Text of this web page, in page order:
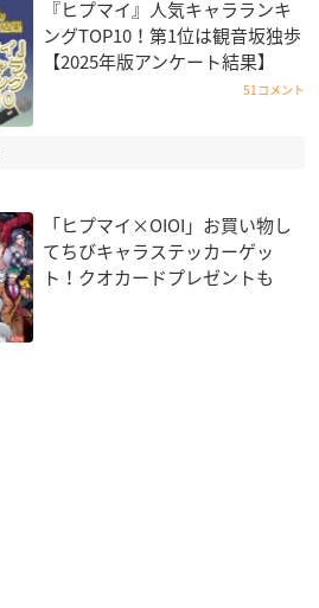
『ヒプマイ』人気キャラランキ
ングTOP10！第1位は観音坂独歩
【2025年版アンケート結果】
51コメント
「ヒプマイ×OIOI」お買い物し
てちびキャラステッカーゲッ
ト！クオカードプレゼントも